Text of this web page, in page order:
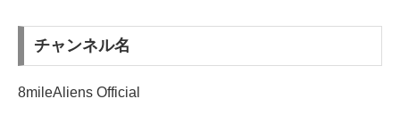
チャンネル名
8mileAliens Official